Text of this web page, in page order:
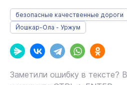
безопасные качественные дороги
Йошкар-Ола - Уржум
Заметили ошибку в тексте?